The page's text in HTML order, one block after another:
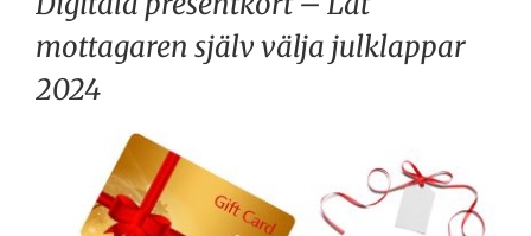
mottagaren själv välja julklappar
2024